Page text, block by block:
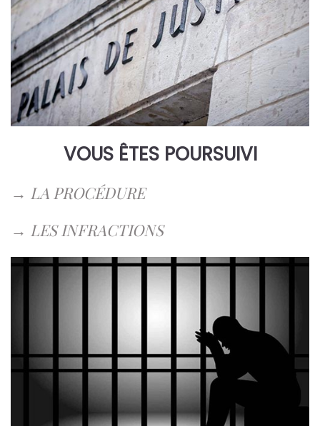
VOUS ÊTES POURSUIVI
→ LA PROCÉDURE
→ LES INFRACTIONS